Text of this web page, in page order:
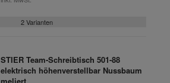
2 Varianten
STIER Team-Schreibtisch 501-88
elektrisch höhenverstellbar Nussbaum